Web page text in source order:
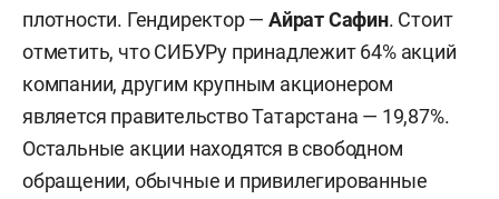
плотности. Гендиректор —Айрат Сафин. Стоит
отметить, что СИБУРу принадлежит 64% акций
компании, другим крупным акционером
является правительство Татарстана — 19,87%.
Остальные акции находятся в свободном
обращении, обычные и привилегированные